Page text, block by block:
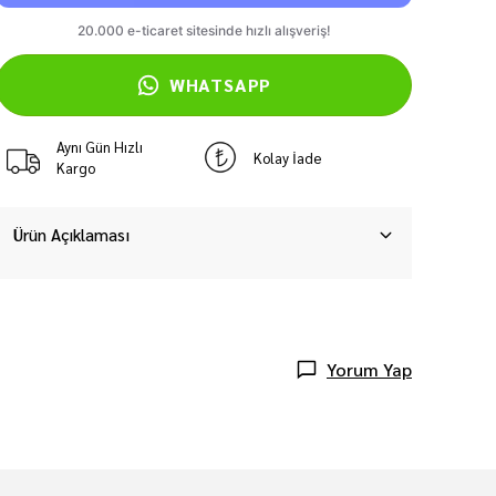
WHATSAPP
Aynı Gün Hızlı
Kargo
Kolay İade
Ürün Açıklaması
Yorum Yap